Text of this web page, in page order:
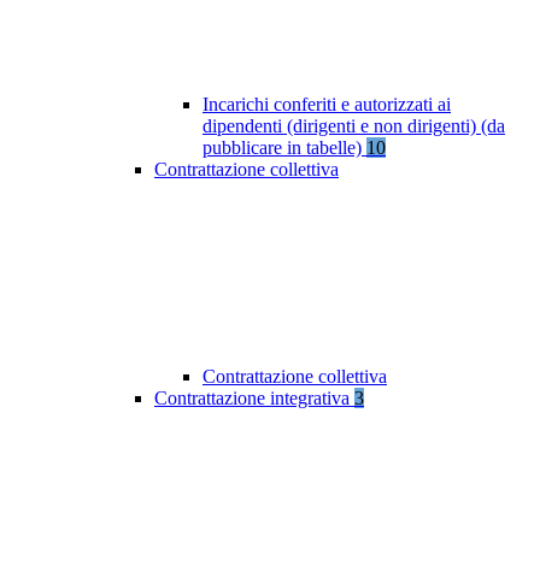
Incarichi conferiti e autorizzati ai
dipendenti (dirigenti e non dirigenti) (da
pubblicare in tabelle) 10
Contrattazione collettiva
Contrattazione collettiva
Contrattazione integrativa 3